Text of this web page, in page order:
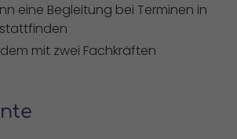
eine Begleitung bei Terminen in
mit zwei Fachkräften